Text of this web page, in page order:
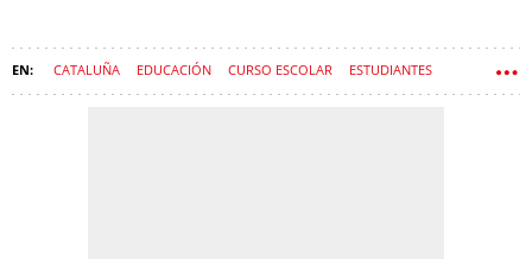
CATALUÑA EDUCACIÓN CURSO ESCOLAR ESTUDIANTES